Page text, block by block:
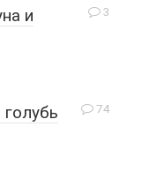
3
и
74